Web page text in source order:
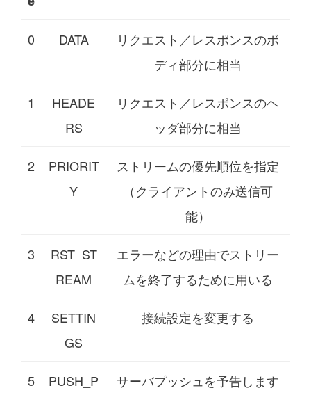
0 DATA
リクエスト／レスポンスのボ
ディ部分に相当
1
HEADE
RS
リクエスト／レスポンスのヘ
ッダ部分に相当
2
PRIORIT
Y
ストリームの優先順位を指定
（クライアントのみ送信可
能）
3
RST_ST
REAM
エラーなどの理由でストリー
ムを終了するために用いる
4
SETTIN
GS
接続設定を変更する
5
PUSH_P
サーバプッシュを予告します